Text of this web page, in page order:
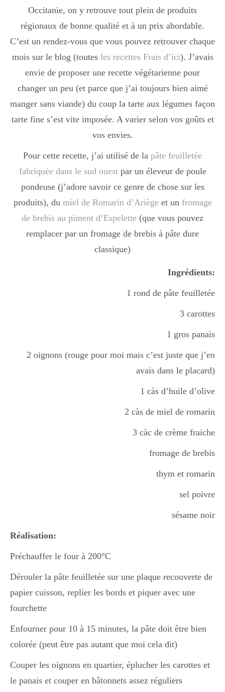
Boisson chaudes
Les classiques
Mes amis en cuisine
Resto
Tuto
Halloween
Occitanie, on y retrouve tout plein de produits
régionaux de bonne qualité et à un prix abordable.
C’est un rendez-vous que vous pouvez retrouver chaque
mois sur le blog (toutes les recettes Frais d’ici). J’avais
envie de proposer une recette végétarienne pour
changer un peu (et parce que j’ai toujours bien aimé
manger sans viande) du coup la tarte aux légumes façon
tarte fine s’est vite imposée. A varier selon vos goûts et
vos envies.
Pour cette recette, j’ai utilisé de la pâte feuilletée
fabriquée dans le sud ouestpar un éleveur de poule
pondeuse (j’adore savoir ce genre de chose sur les
produits), du miel de Romarin d’Ariègeet un fromage
de brebis au piment d’Espelette (que vous pouvez
remplacer par un fromage de brebis à pâte dure
classique)
Ingrédients:
1 rond de pâte feuilletée
3 carottes
1 gros panais
2 oignons (rouge pour moi mais c’est juste que j’en
avais dans le placard)
1 càs d’huile d’olive
2 càs de miel de romarin
3 càc de crème fraiche
fromage de brebis
thym et romarin
sel poivre
sésame noir
Réalisation:
Préchauffer le four à 200°C
Dérouler la pâte feuilletée sur une plaque recouverte de
papier cuisson, replier les bords et piquer avec une
fourchette
Enfourner pour 10 à 15 minutes, la pâte doit être bien
colorée (peut être pas autant que moi cela dit)
Couper les oignons en quartier, éplucher les carottes et
le panais et couper en bâtonnets assez réguliers